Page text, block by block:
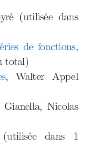
(utilisée dans
de fonctions,
total)
, Walter Appel
Nicolas
dans 1